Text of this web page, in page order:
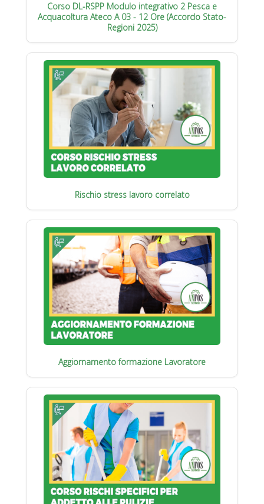
Corso DL-RSPP Modulo integrativo 2 Pesca e
Acquacoltura Ateco A 03 - 12 Ore (Accordo Stato-
Regioni 2025)
Rischio stress lavoro correlato
Aggiornamento formazione Lavoratore